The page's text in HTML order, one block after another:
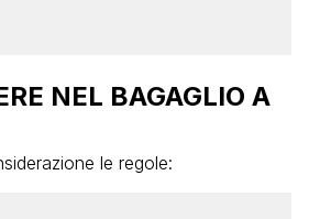
NEL BAGAGLIO A
le regole: